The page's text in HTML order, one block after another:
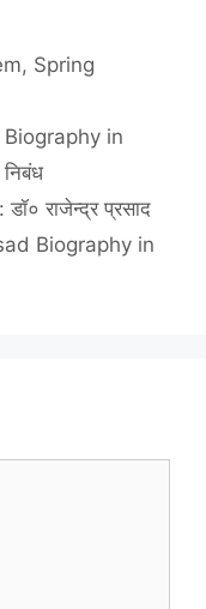
, Spring
Biography in
राजेन्द्र प्रसाद
Biography in